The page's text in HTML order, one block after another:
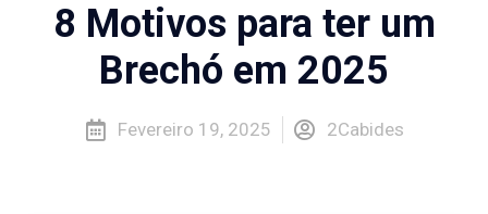
8 Motivos para ter um
Brechó em 2025
Fevereiro 19, 2025 2Cabides